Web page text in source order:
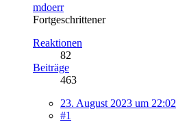
mdoerr
Fortgeschrittener
Reaktionen
82
Beiträge
463
23. August 2023 um 22:02
#1